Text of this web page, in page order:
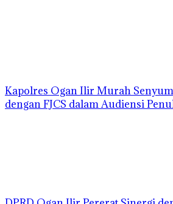
Kapolres Ogan Ilir Murah
dengan FJCS dalam Audiensi